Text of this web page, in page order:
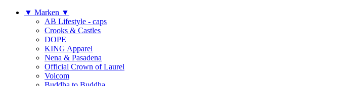
▼ Marken ▼
AB Lifestyle - caps
Crooks & Castles
DOPE
KING Apparel
Nena & Pasadena
Official Crown of Laurel
Volcom